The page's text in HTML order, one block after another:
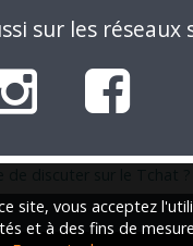
sur les réseaux
site, vous acceptez
et à des fins de